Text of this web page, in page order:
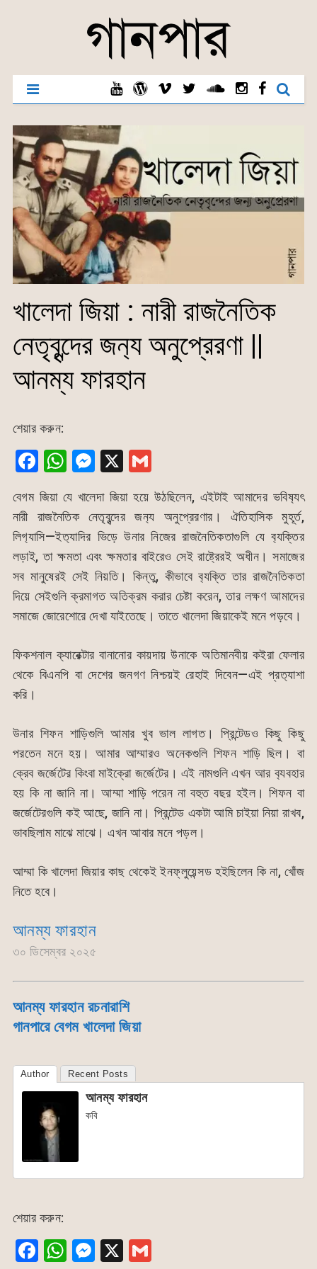
খালেদা জিয়া : নারী রাজনৈতিক
নেতৃবৃন্দের জন‍্য অনুপ্রেরণা ||
আনম্য ফারহান
শেয়ার করুন:
F
a
c
e
b
o
o
k
W
at
s
A
p
p
M
s
s
e
n
g
er
X G
m
ai
l
বেগম জিয়া যে খালেদা জিয়া হয়ে উঠছিলেন, এইটাই আমাদের ভবিষ‍্যৎ
নারী রাজনৈতিক নেতৃবৃন্দের জন‍্য অনুপ্রেরণার। ঐতিহাসিক মুহূর্ত,
লিগ‍্যাসি—ইত‍্যাদির ভিড়ে উনার নিজের রাজনৈতিকতাগুলি যে ব‍্যক্তির
লড়াই, তা ক্ষমতা এবং ক্ষমতার বাইরেও সেই রাষ্ট্রেরই অধীন। সমাজের
সব মানুষেরই সেই নিয়তি। কিন্তু, কীভাবে ব‍্যক্তি তার রাজনৈতিকতা
দিয়ে সেইগুলি ক্রমাগত অতিক্রম করার চেষ্টা করেন, তার লক্ষণ আমাদের
সমাজে জোরেশোরে দেখা যাইতেছে। তাতে খালেদা জিয়াকেই মনে পড়বে।
ফিকশনাল ক‍্যারেক্টার বানানোর কায়দায় উনাকে অতিমানবীয় কইরা ফেলার
থেকে বিএনপি বা দেশের জনগণ নিশ্চয়ই রেহাই দিবেন—এই প্রত‍্যাশা
করি।
উনার শিফন শাড়িগুলি আমার খুব ভাল লাগত। প্রিন্টেডও কিছু কিছু
পরতেন মনে হয়। আমার আম্মারও অনেকগুলি শিফন শাড়ি ছিল। বা
ক্রেব জর্জেটের কিংবা মাইক্রো জর্জেটের। এই নামগুলি এখন আর ব‍্যবহার
হয় কি না জানি না। আম্মা শাড়ি পরেন না বহুত বছর হইল। শিফন বা
জর্জেটেরগুলি কই আছে, জানি না। প্রিন্টেড একটা আমি চাইয়া নিয়া রাখব,
ভাবছিলাম মাঝে মাঝে। এখন আবার মনে পড়ল।
আম্মা কি খালেদা জিয়ার কাছ থেকেই ইনফ্লুয়েন্সড হইছিলেন কি না, খোঁজ
নিতে হবে।
আনম্য ফারহান
৩০ ডিসেম্বর ২০২৫
আনম্য ফারহান রচনারাশি
গানপারে বেগম খালেদা জিয়া
Author Recent Posts
আনম্য ফারহান
কবি
শেয়ার করুন:
F W M X G